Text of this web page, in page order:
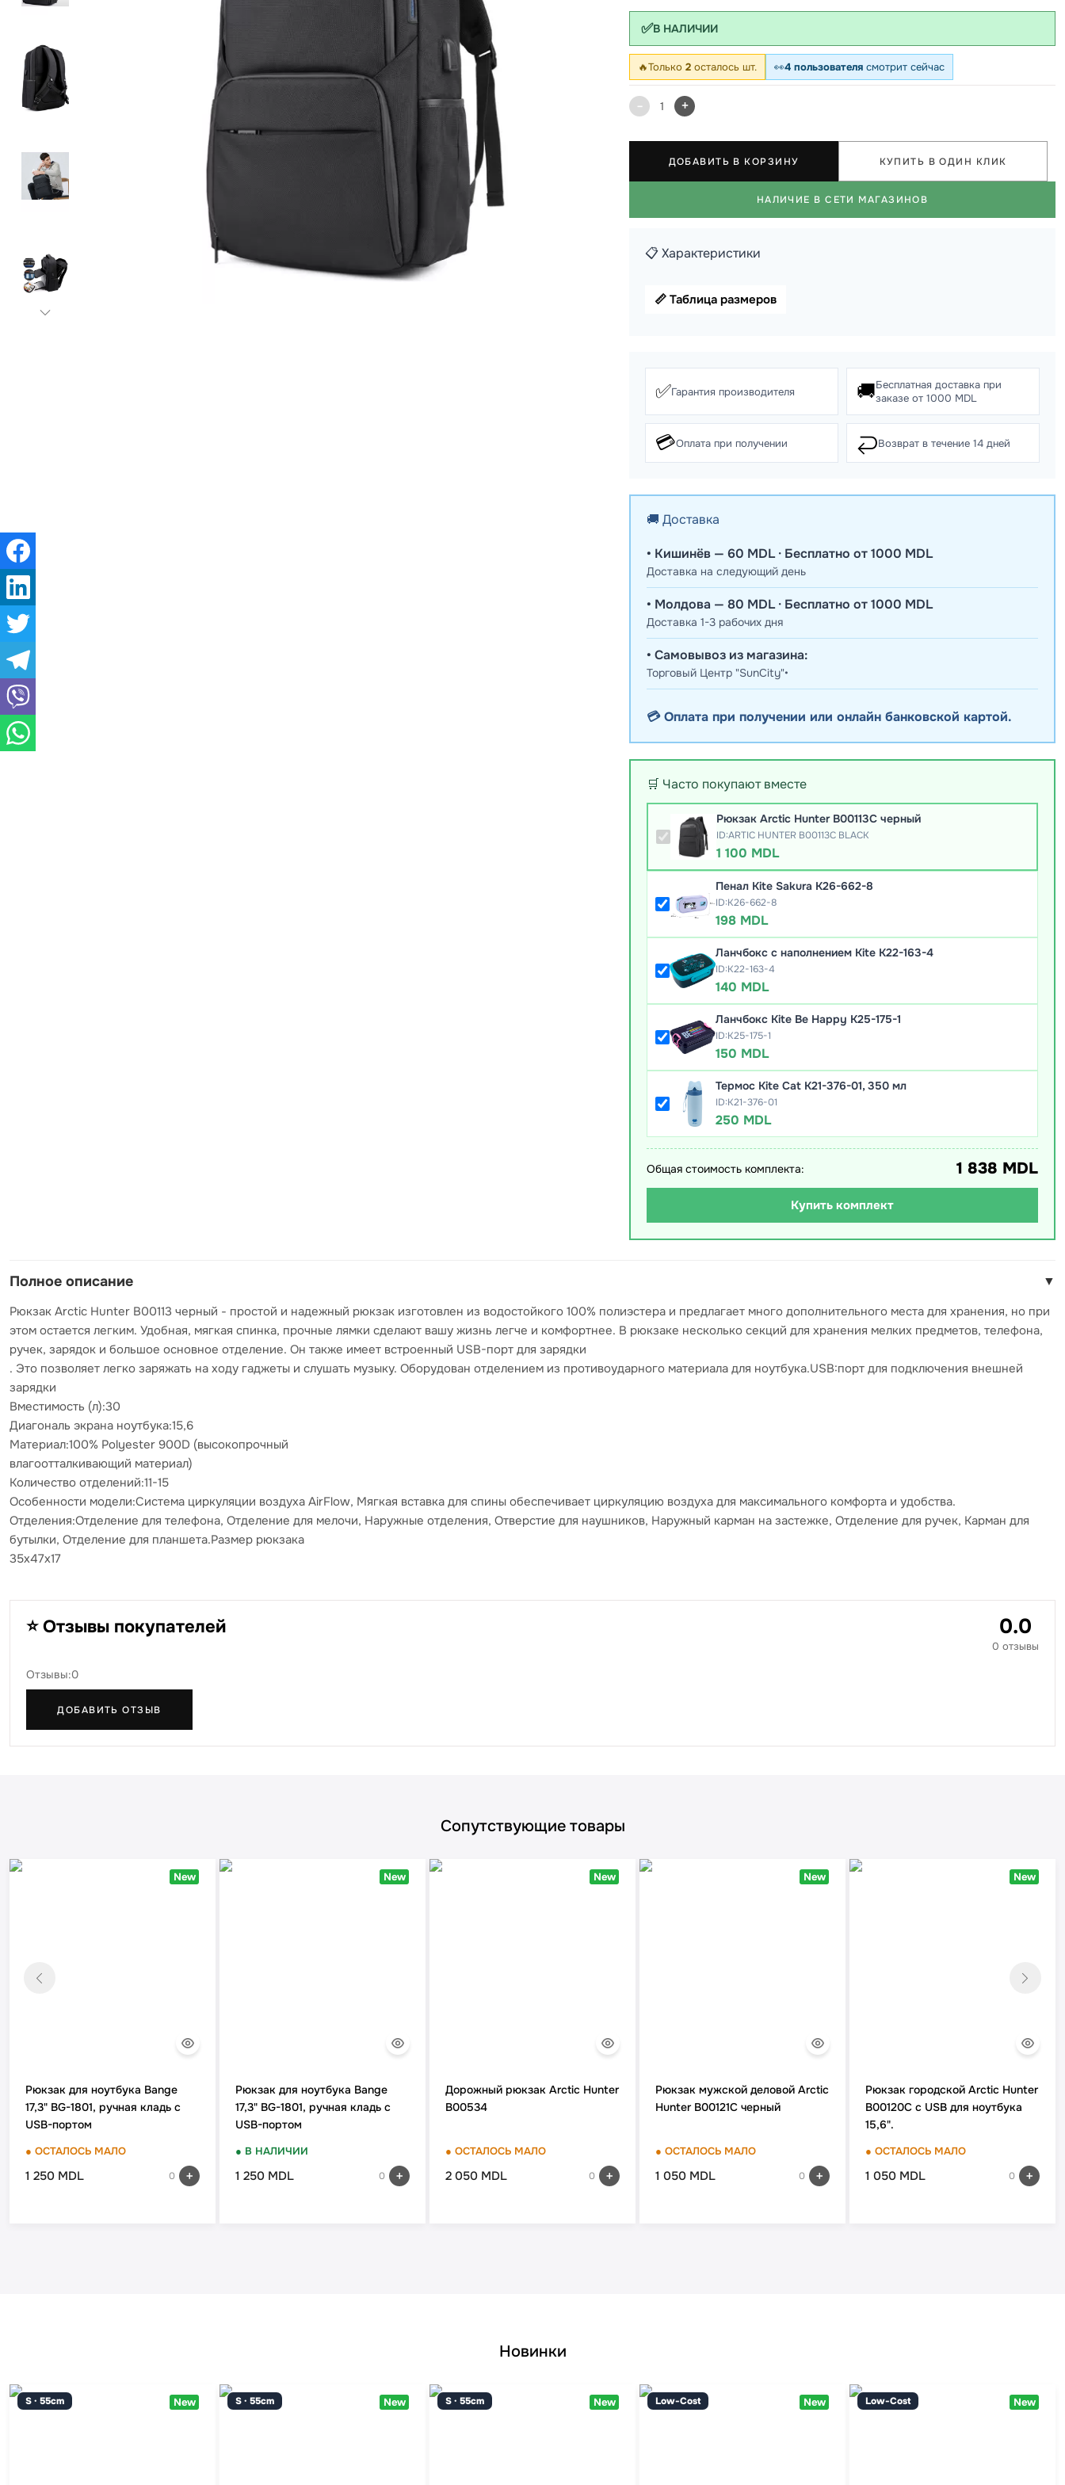
Аксессуары для школы
Детские кошельки
Дошкольные рюкзаки
✅В НАЛИЧИИ
🔥Только 2 осталось шт. 👀4 пользователя смотрит сейчас
- 1 +
ДОБАВИТЬ В КОРЗИНУ КУПИТЬ В ОДИН КЛИК
НАЛИЧИЕ В СЕТИ МАГАЗИНОВ
📋 Характеристики
📏 Таблица размеров
✅Гарантия производителя 🚚Бесплатная доставка при
заказе от 1000 MDL
💳Оплата при получении ↩️Возврат в течение 14 дней
🚚 Доставка
• Кишинёв — 60 MDL · Бесплатно от 1000 MDL
Доставка на следующий день
• Молдова — 80 MDL · Бесплатно от 1000 MDL
Доставка 1-3 рабочих дня
• Самовывоз из магазина:
Торговый Центр "SunCity"•
💳 Оплата при получении или онлайн банковской картой.
🛒 Часто покупают вместе
Рюкзак Arctic Hunter B00113C черный
ID:ARTIC HUNTER B00113C BLACK
1 100 MDL
Пенал Kite Sakura K26-662-8
ID:K26-662-8
198 MDL
Ланчбокс с наполнением Kite K22-163-4
ID:K22-163-4
140 MDL
Ланчбокс Kite Be Happy K25-175-1
ID:K25-175-1
150 MDL
Термос Kite Сat K21-376-01, 350 мл
ID:K21-376-01
250 MDL
Общая стоимость комплекта: 1 838 MDL
Купить комплект
Полное описание ▼
Рюкзак Arctic Hunter B00113 черный - простой и надежный рюкзак изготовлен из водостойкого 100% полиэстера и предлагает много дополнительного места для хранения, но при
этом остается легким. Удобная, мягкая спинка, прочные лямки сделают вашу жизнь легче и комфортнее. В рюкзаке несколько секций для хранения мелких предметов, телефона,
ручек, зарядок и большое основное отделение. Он также имеет встроенный USB-порт для зарядки
. Это позволяет легко заряжать на ходу гаджеты и слушать музыку. Оборудован отделением из противоударного материала для ноутбука.USB:порт для подключения внешней
зарядки
Вместимость (л):30
Диагональ экрана ноутбука:15,6
Материал:100% Polyester 900D (высокопрочный
влагоотталкивающий материал)
Количество отделений:11-15
Особенности модели:Система циркуляции воздуха AirFlow, Мягкая вставка для спины обеспечивает циркуляцию воздуха для максимального комфорта и удобства.
Отделения:Отделение для телефона, Отделение для мелочи, Наружные отделения, Отверстие для наушников, Наружный карман на застежке, Отделение для ручек, Карман для
бутылки, Отделение для планшета.Размер рюкзака
35х47х17
⭐ Отзывы покупателей 0.0
0 отзывы
Отзывы:0
ДОБАВИТЬ ОТЗЫВ
Сопутствующие товары
New
Рюкзак для ноутбука Bange
17,3" BG-1801, ручная кладь с
USB-портом
● ОСТАЛОСЬ МАЛО
1 250 MDL 0
New
Рюкзак для ноутбука Bange
17,3" BG-1801, ручная кладь с
USB-портом
● В НАЛИЧИИ
1 250 MDL 0
New
Дорожный рюкзак Arctic Hunter
B00534
● ОСТАЛОСЬ МАЛО
2 050 MDL 0
New
Рюкзак мужской деловой Arctic
Hunter B00121C черный
● ОСТАЛОСЬ МАЛО
1 050 MDL 0
New
Рюкзак городской Arctic Hunter
B00120C с USB для ноутбука
15,6".
● ОСТАЛОСЬ МАЛО
1 050 MDL 0
Новинки
S · 55cm New S · 55cm New S · 55cm New Low-Cost New Low-Cost New